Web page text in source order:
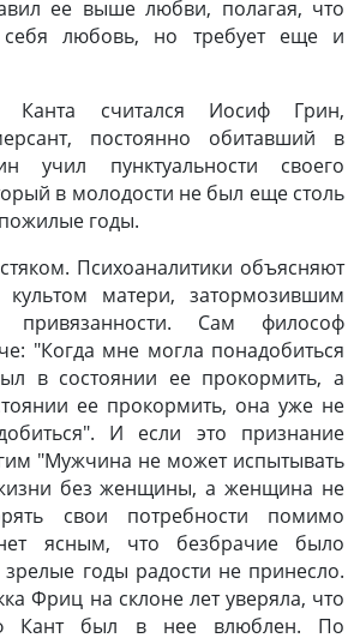
ее выше любви, полагая, что
любовь, но требует еще и
Канта считался Иосиф Грин,
постоянно обитавший в
учил пунктуальности своего
в молодости не был еще столь
годы.
Психоаналитики объясняют
культом матери, затормозившим
привязанности. Сам философ
"Когда мне могла понадобиться
в состоянии ее прокормить, а
ее прокормить, она уже не
И если это признание
"Мужчина не может испытывать
без женщины, а женщина не
свои потребности помимо
ясным, что безбрачие было
годы радости не принесло.
Фриц на склоне лет уверяла, что
Кант был в нее влюблен. По